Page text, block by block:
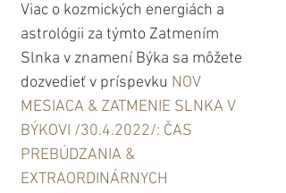
Viac o kozmických energiách a
astrológii za týmto Zatmením
Slnka v znamení Býka sa môžete
dozvedieť v príspevku NOV
MESIACA & ZATMENIE SLNKA V
BÝKOVI /30.4.2022/: ČAS
PREBÚDZANIA &
EXTRAORDINÁRNYCH